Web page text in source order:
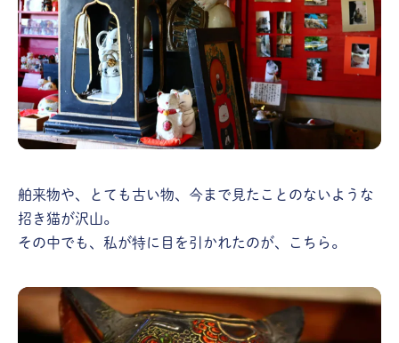
舶来物や、とても古い物、今まで見たことのないような
招き猫が沢山。
その中でも、私が特に目を引かれたのが、こちら。